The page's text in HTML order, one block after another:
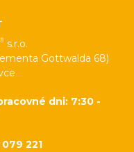
® s.r.o.
Gottwalda 68)
dni: 7:30 -
079 221